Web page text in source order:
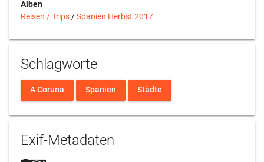
Alben
Reisen / Trips /Spanien Herbst 2017
Schlagworte
A Coruna Spanien Städte
Exif-Metadaten